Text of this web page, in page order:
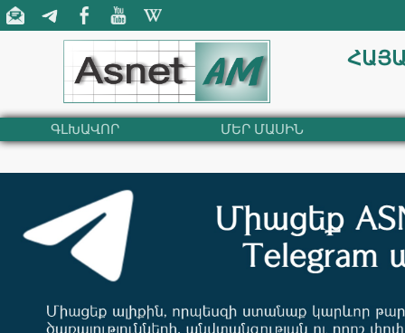
ԳԼԽԱՎՈՐ ՄԵՐ ՄԱՍԻՆ